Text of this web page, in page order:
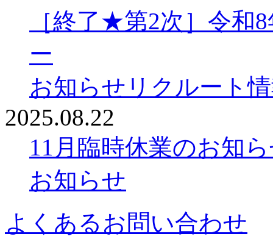
［終了★第2次］令和
ー
お知らせ リクルート
2025.08.22
11月臨時休業のお知
お知らせ
よくあるお問い合わせ